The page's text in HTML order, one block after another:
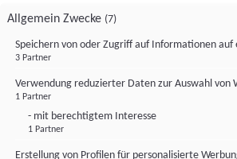
Allgemein Zwecke (7)
Speichern von oder Zugriff auf Informationen auf
3 Partner
Verwendung reduzierter Daten zur Auswahl von
1 Partner
- mit berechtigtem Interesse
1 Partner
Erstellung von Profilen für personalisierte